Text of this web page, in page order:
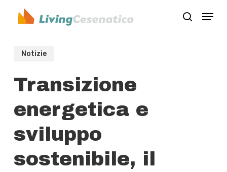
search
Menu
Notizie
Transizione
energetica e
sviluppo
sostenibile, il